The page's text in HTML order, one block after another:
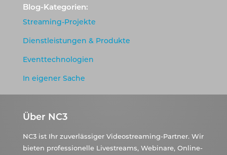
Blog-Kategorien:
Streaming-Projekte
Dienstleistungen & Produkte
Eventtechnologien
In eigener Sache
Über NC3
NC3 ist Ihr zuverlässiger Videostreaming-Partner. Wir
bieten professionelle Livestreams, Webinare, Online-